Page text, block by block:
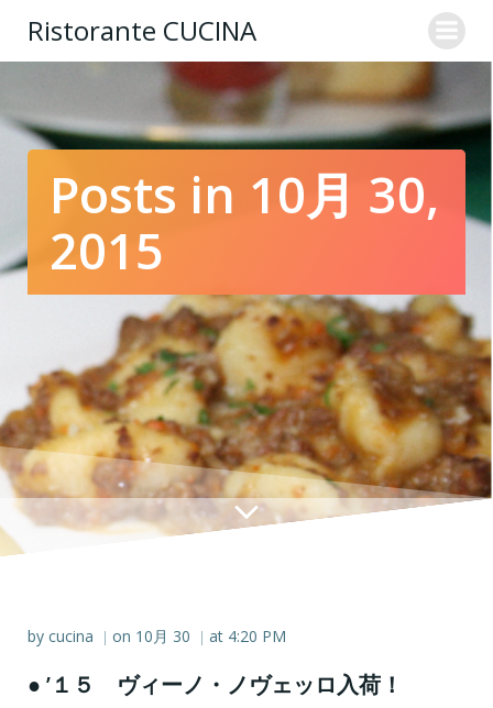
ン
テ
ン
ツ
へ
キ
Ristorante CUCINA
Posts in 10月 30,
2015
by cucina | on 10月 30 | at 4:20 PM
● ’１５ ヴィーノ・ノヴェッロ入荷！